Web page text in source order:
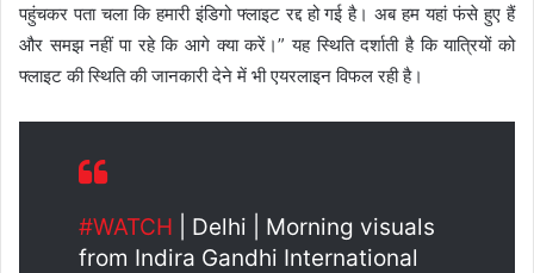
पहुंचकर पता चला कि हमारी इंडिगो फ्लाइट रद्द हो गई है। अब हम यहां फंसे हुए हैं
और समझ नहीं पा रहे कि आगे क्या करें।” यह स्थिति दर्शाती है कि यात्रियों को
फ्लाइट की स्थिति की जानकारी देने में भी एयरलाइन विफल रही है।
#WATCH | Delhi | Morning visuals
from Indira Gandhi International